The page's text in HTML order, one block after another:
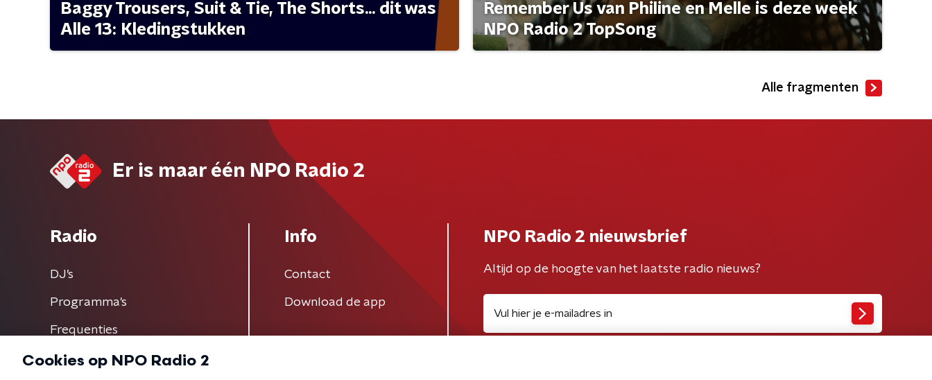
Baggy Trousers, Suit & Tie, The Shorts... dit was
Alle 13: Kledingstukken
Remember Us van Philine en Melle is deze week
NPO Radio 2 TopSong
Alle fragmenten
Er is maar één NPO Radio 2
Radio
DJ’s
Programma's
Frequenties
Info
Contact
Download de app
NPO Radio 2 nieuwsbrief
Altijd op de hoogte van het laatste radio nieuws?